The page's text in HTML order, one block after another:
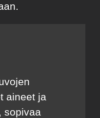
aineet ja
sopivaa